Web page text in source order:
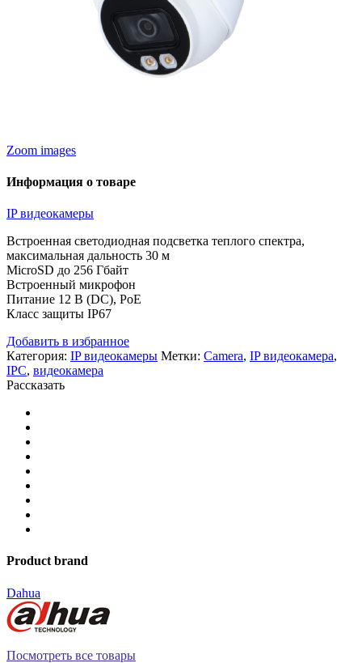
Zoom images
Информация о товаре
IP видеокамеры
Встроенная светодиодная подсветка теплого спектра,
максимальная дальность 30 м
MicroSD до 256 Гбайт
Встроенный микрофон
Питание 12 В (DC), PoE
Класс защиты IP67
Добавить в избранное
Категория: IP видеокамеры Метки: Camera, IP видеокамера,
IPC, видеокамера
Рассказать
Product brand
Dahua
Посмотреть все товары